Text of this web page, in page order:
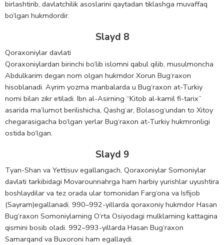
birlashtirib, davlatchilik asoslarini qaytadan tiklashga muvaffaq
bo‘lgan hukmdordir.
Slayd 8
Qoraxoniylar davlati
Qoraxoniylardan birinchi bo‘lib islomni qabul qilib, musulmoncha
Abdulkarim degan nom olgan hukmdor Xorun Bug‘raxon
hisoblanadi. Ayrim yozma manbalarda u Bug‘raxon at-Turkiy
nomi bilan zikr etiladi. Ibn al-Asirning “Kitob al-kamil fi-tarix”
asarida ma’lumot berilishicha, Qashg‘ar, Bolasog‘undan to Xitoy
chegarasigacha bo‘lgan yerlar Bug‘raxon at-Turkiy hukmronligi
ostida bo‘lgan.
Slayd 9
Tyan-Shan va Yettisuv egallangach, Qoraxoniylar Somoniylar
davlati tarkibidagi Movarounnahrga ham harbiy yurishlar uyushtira
boshlaydilar va tez orada ular tomonidan Farg‘ona va Isfijob
(Sayram)egallanadi. 990–992-yillarda qoraxoniy hukmdor Hasan
Bug‘raxon Somoniylarning O‘rta Osiyodagi mulklarning kattagina
qismini bosib oladi. 992–993-yillarda Hasan Bug‘raxon
Samarqand va Buxoroni ham egallaydi.